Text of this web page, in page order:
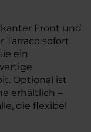
Front und
sofort
ein
Optional ist
erhältlich –
die flexibel